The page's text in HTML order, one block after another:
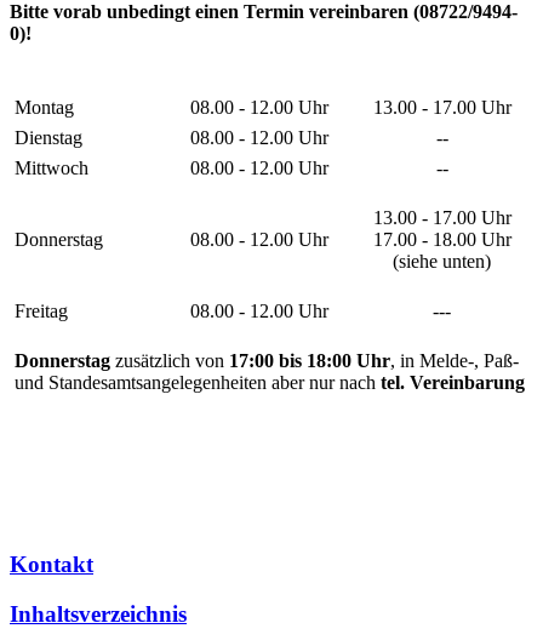
Bitte vorab unbedingt einen Termin vereinbaren (08722/9494-
0)!
Montag 08.00 - 12.00 Uhr
13.00 - 17.00 Uhr
Dienstag
08.00 - 12.00 Uhr
--
Mittwoch
08.00 - 12.00 Uhr --
Donnerstag 08.00 - 12.00 Uhr
13.00 - 17.00 Uhr
17.00 - 18.00 Uhr
(siehe unten)
Freitag 08.00 - 12.00 Uhr ---
Donnerstag zusätzlich von 17:00 bis 18:00 Uhr, in Melde-, Paß-
und Standesamtsangelegenheiten aber nur nach tel. Vereinbarung
Kontakt
Inhaltsverzeichnis